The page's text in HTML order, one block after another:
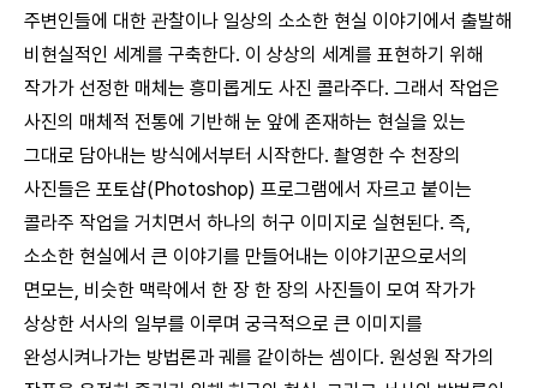
주변인들에 대한 관찰이나 일상의 소소한 현실 이야기에서 출발해
비현실적인 세계를 구축한다. 이 상상의 세계를 표현하기 위해
작가가 선정한 매체는 흥미롭게도 사진 콜라주다. 그래서 작업은
사진의 매체적 전통에 기반해 눈 앞에 존재하는 현실을 있는
그대로 담아내는 방식에서부터 시작한다. 촬영한 수 천장의
사진들은 포토샵(Photoshop) 프로그램에서 자르고 붙이는
콜라주 작업을 거치면서 하나의 허구 이미지로 실현된다. 즉,
소소한 현실에서 큰 이야기를 만들어내는 이야기꾼으로서의
면모는, 비슷한 맥락에서 한 장 한 장의 사진들이 모여 작가가
상상한 서사의 일부를 이루며 궁극적으로 큰 이미지를
완성시켜나가는 방법론과 궤를 같이하는 셈이다. 원성원 작가의